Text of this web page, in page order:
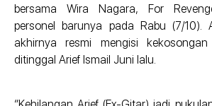
bersama Wira Nagara, For
personel barunya pada Rabu (7/10).
akhirnya resmi mengisi
ditinggal Arief Ismail Juni lalu.